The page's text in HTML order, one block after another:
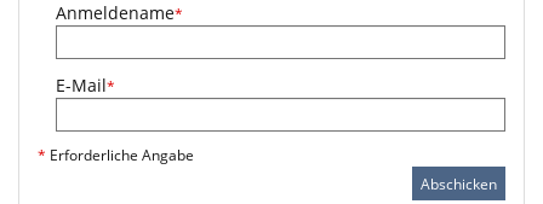
Anmeldename*
E-Mail*
* Erforderliche Angabe
Abschicken